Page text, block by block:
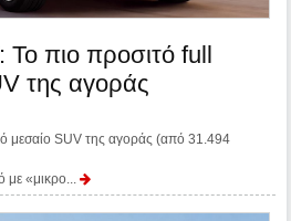
πιο προσιτό full
της αγοράς
μεσαίο SUV της αγοράς (από 31.494
με «μικρο...